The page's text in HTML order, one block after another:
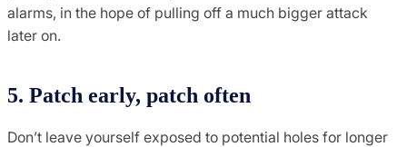
alarms, in the hope of pulling off a much bigger attack
later on.
5. Patch early, patch often
Don’t leave yourself exposed to potential holes for longer